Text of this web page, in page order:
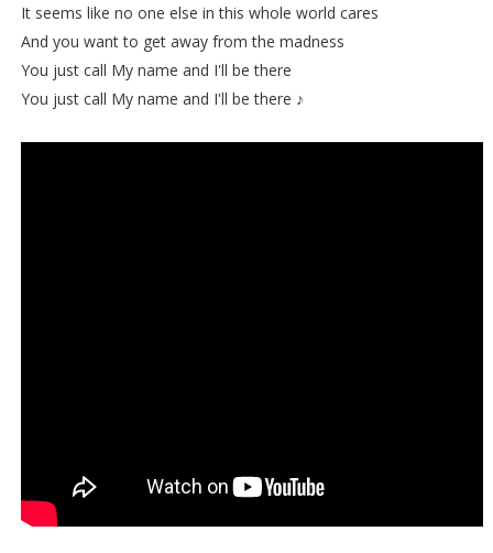
It seems like no one else in this whole world cares
And you want to get away from the madness
You just call My name and I'll be there
You just call My name and I'll be there ♪